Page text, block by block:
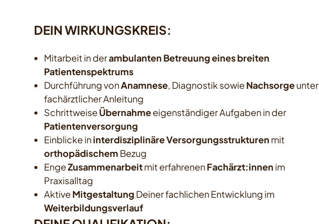
DEIN WIRKUNGSKREIS:
Mitarbeit in derambulanten Betreuung eines breiten
Patientenspektrums
Durchführung vonAnamnese, Diagnostik sowie Nachsorgeunter
fachärztlicher Anleitung
Schrittweise Übernahmeeigenständiger Aufgaben in der
Patientenversorgung
Einblicke ininterdisziplinäre Versorgungsstrukturen mit
orthopädischem Bezug
EngeZusammenarbeitmit erfahrenenFachärzt:innen im
Praxisalltag
Aktive Mitgestaltung Deiner fachlichen Entwicklung im
Weiterbildungsverlauf